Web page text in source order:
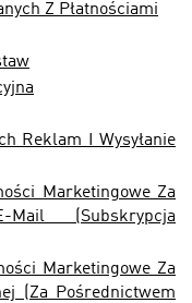
Z Płatnościami
Reklam I Wysyłanie
Marketingowe Za
Mail (Subskrypcja
Marketingowe Za
(Za Pośrednictwem